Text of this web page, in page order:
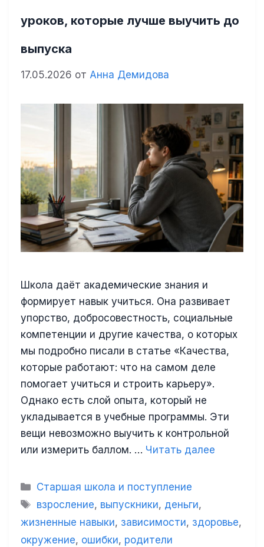
уроков, которые лучше выучить до
выпуска
17.05.2026 от Анна Демидова
Школа даёт академические знания и
формирует навык учиться. Она развивает
упорство, добросовестность, социальные
компетенции и другие качества, о которых
мы подробно писали в статье «Качества,
которые работают: что на самом деле
помогает учиться и строить карьеру».
Однако есть слой опыта, который не
укладывается в учебные программы. Эти
вещи невозможно выучить к контрольной
или измерить баллом. … Читать далее
Рубрики
Старшая школа и поступление
Метки
взросление, выпускники, деньги,
жизненные навыки, зависимости, здоровье,
окружение, ошибки, родители